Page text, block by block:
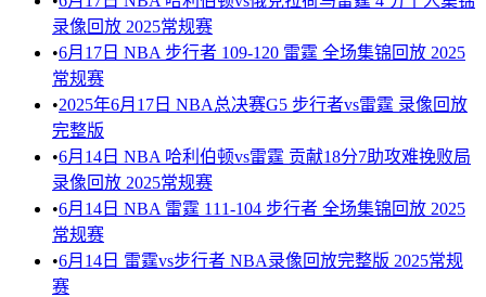
录像回放 2025常规赛
•6月17日 NBA 步行者 109-120 雷霆 全场集锦回放 2025
常规赛
•2025年6月17日 NBA总决赛G5 步行者vs雷霆 录像回放
完整版
•6月14日 NBA 哈利伯顿vs雷霆 贡献18分7助攻难挽败局
录像回放 2025常规赛
•6月14日 NBA 雷霆 111-104 步行者 全场集锦回放 2025
常规赛
•6月14日 雷霆vs步行者 NBA录像回放完整版 2025常规
赛